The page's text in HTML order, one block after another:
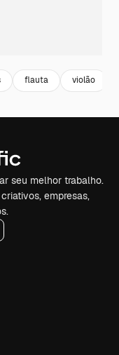
flauta violão
seu melhor trabalho.
empresas,